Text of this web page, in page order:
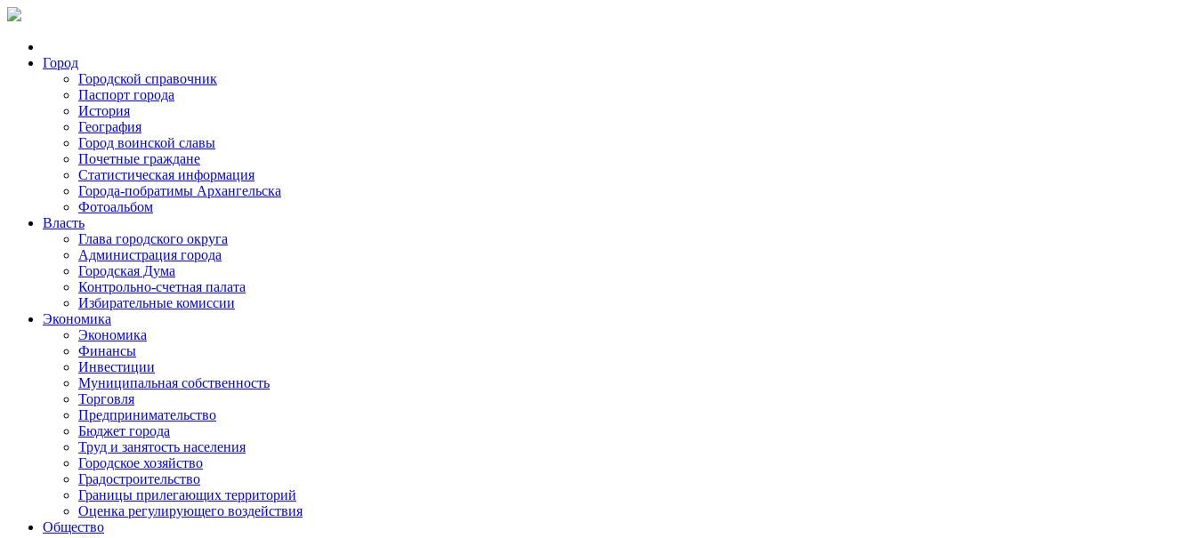
Город
Городской справочник
Паспорт города
История
География
Город воинской славы
Почетные граждане
Статистическая информация
Города-побратимы Архангельска
Фотоальбом
Власть
Глава городского округа
Администрация города
Городская Дума
Контрольно-счетная палата
Избирательные комиссии
Экономика
Экономика
Финансы
Инвестиции
Муниципальная собственность
Торговля
Предпринимательство
Бюджет города
Труд и занятость населения
Городское хозяйство
Градостроительство
Границы прилегающих территорий
Оценка регулирующего воздействия
Общество